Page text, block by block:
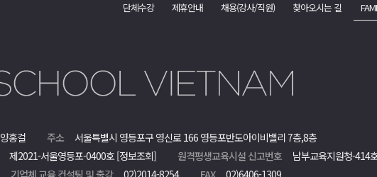
단체수강 제휴안내 채용(강사/직원) 찾아오시는 길
양홍걸 주소
서울특별시 영등포구 영신로 166 영등포반도아이비밸리 7층,8층
제2021-서울영등포-0400호 [정보조회] 원격평생교육시설 신고번호
남부교육지원청-414